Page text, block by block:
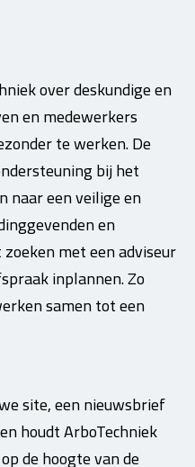
over deskundige en
en medewerkers
te werken. De
bij het
naar een veilige en
en
met een adviseur
inplannen. Zo
samen tot een
site, een nieuwsbrief
houdt ArboTechniek
de hoogte van de